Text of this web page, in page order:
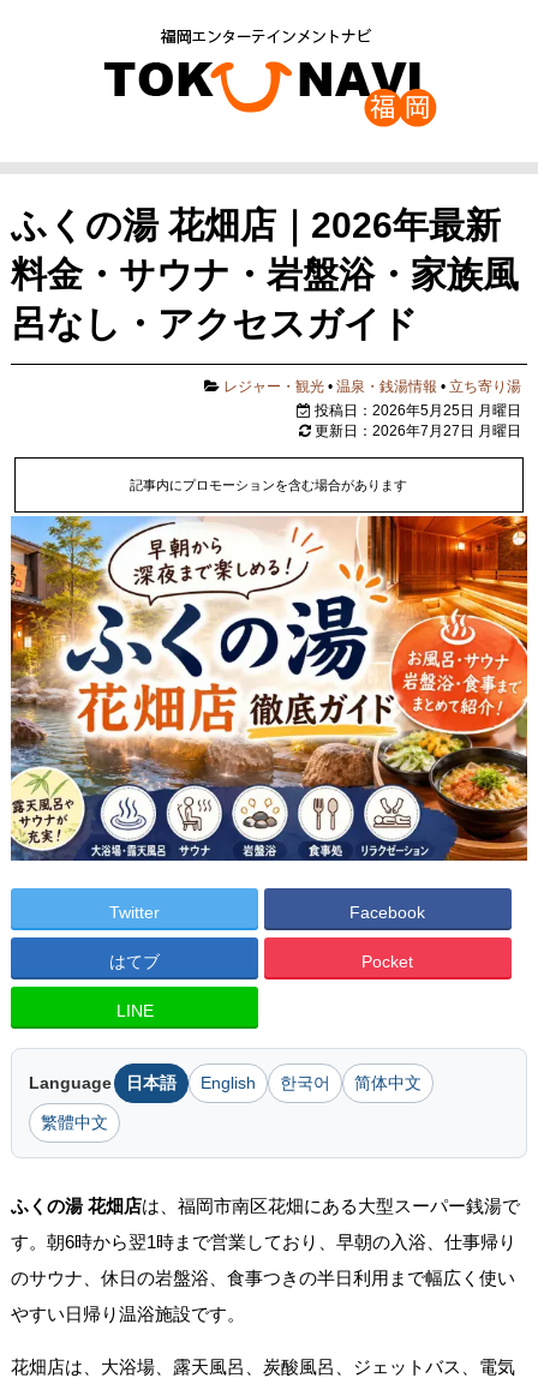
ふくの湯 花畑店｜2026年最新
料金・サウナ・岩盤浴・家族風
呂なし・アクセスガイド
レジャー・観光 •温泉・銭湯情報 •立ち寄り湯
投稿日：2026年5月25日 月曜日
更新日：2026年7月27日 月曜日
記事内にプロモーションを含む場合があります
Twitter Facebook
はてブ Pocket
LINE
Language 日本語 English 한국어 简体中文
繁體中文
ふくの湯 花畑店は、福岡市南区花畑にある大型スーパー銭湯で
す。朝6時から翌1時まで営業しており、早朝の入浴、仕事帰り
のサウナ、休日の岩盤浴、食事つきの半日利用まで幅広く使い
やすい日帰り温浴施設です。
花畑店は、大浴場、露天風呂、炭酸風呂、ジェットバス、電気